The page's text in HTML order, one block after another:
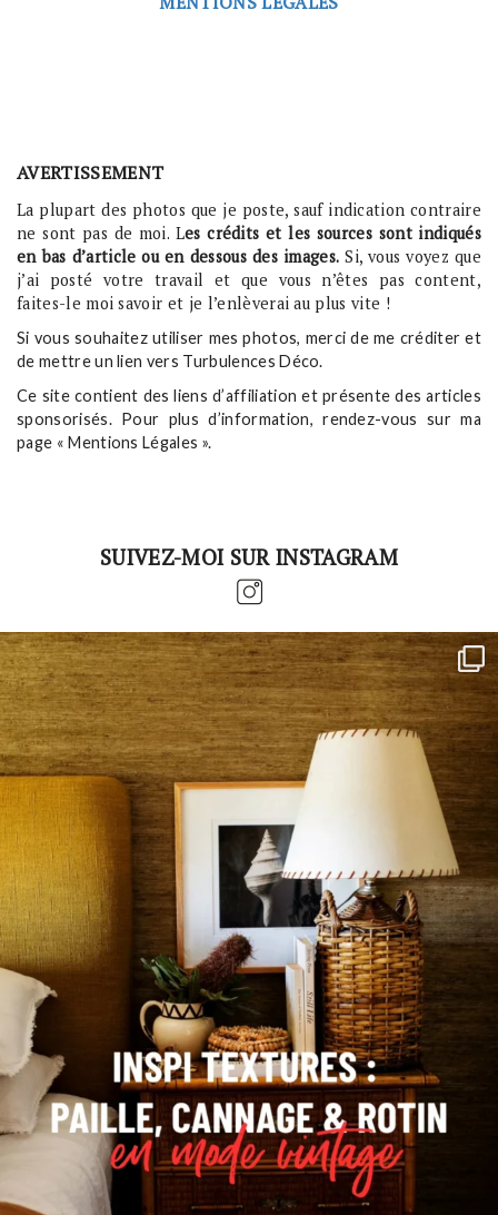
AVERTISSEMENT
La plupart des photos que je poste, sauf indication contraire
ne sont pas de moi. Les crédits et les sources sont indiqués
en bas d’article ou en dessous des images. Si, vous voyez que
j’ai posté votre travail et que vous n’êtes pas content,
faites-le moi savoir et je l’enlèverai au plus vite !
Si vous souhaitez utiliser mes photos, merci de me créditer et
de mettre un lien vers Turbulences Déco.
Ce site contient des liens d’affiliation et présente des articles
sponsorisés. Pour plus d’information, rendez-vous sur ma
page « Mentions Légales ».
SUIVEZ-MOI SUR INSTAGRAM